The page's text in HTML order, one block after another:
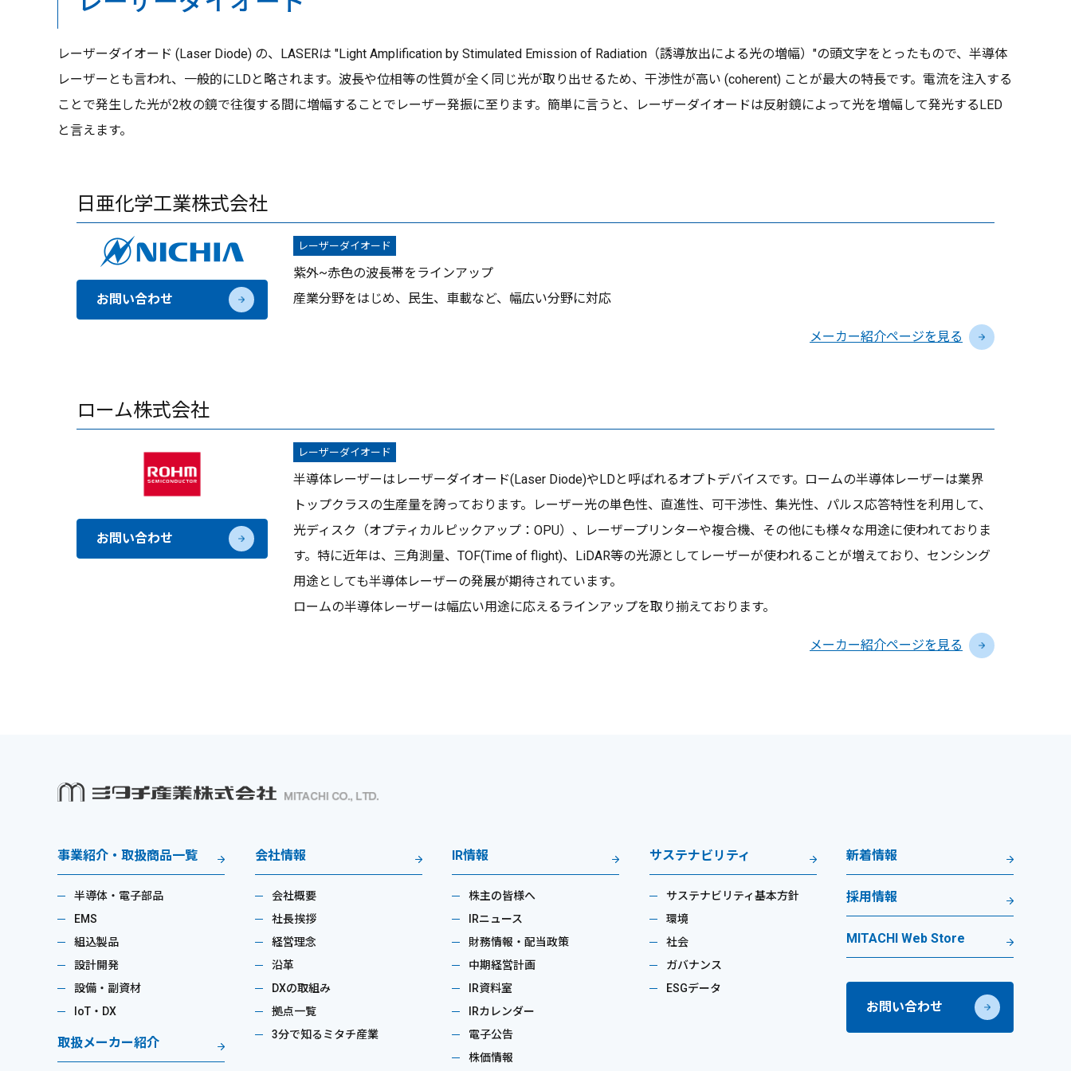
レーザーダイオード (Laser Diode) の、LASERは "Light Amplification by Stimulated Emission of Radiation（誘導放出による光の増幅）"の頭文字をとったもので、半導体
レーザーとも言われ、一般的にLDと略されます。波長や位相等の性質が全く同じ光が取り出せるため、干渉性が高い (coherent) ことが最大の特長です。電流を注入する
ことで発生した光が2枚の鏡で往復する間に増幅することでレーザー発振に至ります。簡単に言うと、レーザーダイオードは反射鏡によって光を増幅して発光するLED
と言えます。
日亜化学工業株式会社
お問い合わせ
レーザーダイオード
紫外~赤色の波長帯をラインアップ
産業分野をはじめ、民生、車載など、幅広い分野に対応
メーカー紹介ページを見る
ローム株式会社
お問い合わせ
レーザーダイオード
半導体レーザーはレーザーダイオード(Laser Diode)やLDと呼ばれるオプトデバイスです。ロームの半導体レーザーは業界
トップクラスの生産量を誇っております。レーザー光の単色性、直進性、可干渉性、集光性、パルス応答特性を利用して、
光ディスク（オプティカルピックアップ：OPU）、レーザープリンターや複合機、その他にも様々な用途に使われておりま
す。特に近年は、三角測量、TOF(Time of flight)、LiDAR等の光源としてレーザーが使われることが増えており、センシング
用途としても半導体レーザーの発展が期待されています。
ロームの半導体レーザーは幅広い用途に応えるラインアップを取り揃えております。
メーカー紹介ページを見る
事業紹介・取扱商品一覧
半導体・電子部品
EMS
組込製品
設計開発
設備・副資材
IoT・DX
取扱メーカー紹介
会社情報
会社概要
社長挨拶
経営理念
沿革
DXの取組み
拠点一覧
3分で知るミタチ産業
IR情報
株主の皆様へ
IRニュース
財務情報・配当政策
中期経営計画
IR資料室
IRカレンダー
電子公告
株価情報
サステナビリティ
サステナビリティ基本方針
環境
社会
ガバナンス
ESGデータ
新着情報
採用情報
MITACHI Web Store
お問い合わせ